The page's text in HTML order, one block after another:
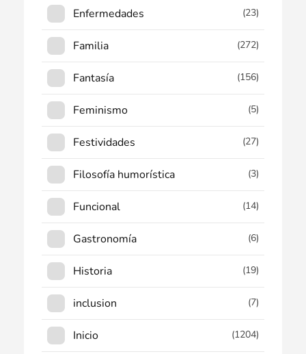
Enfermedades (23)
Familia (272)
Fantasía (156)
Feminismo (5)
Festividades (27)
Filosofía humorística (3)
Funcional (14)
Gastronomía (6)
Historia (19)
inclusion (7)
Inicio (1204)